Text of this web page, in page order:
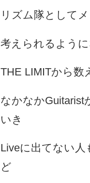
リズム隊として
考えられるよう
THE LIMITから数
なかなかGuitarist
いき
Liveに出てない
ど